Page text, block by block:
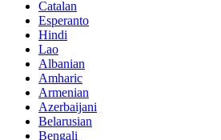
Catalan
Esperanto
Hindi
Lao
Albanian
Amharic
Armenian
Azerbaijani
Belarusian
Bengali